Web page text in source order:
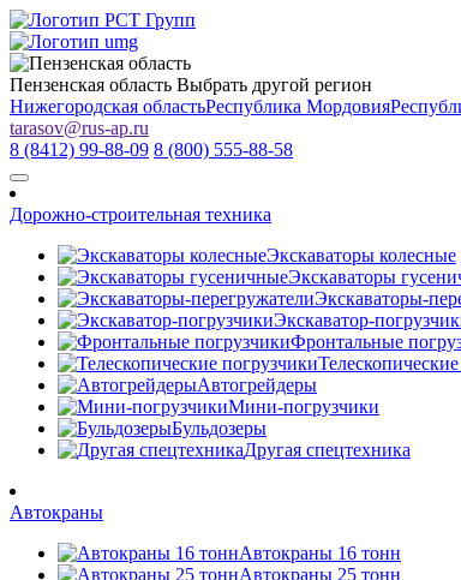
Пензенская область Выбрать другой регион
Нижегородская областьРеспублика Мордовия
tarasov@rus-ap.ru
8 (8412) 99-88-09 8 (800) 555-88-58
Дорожно-строительная техника
Экскаваторы колесные
Экскаваторы
Экскаваторы-
Экскаватор-
Фронтальные
Автогрейдеры
Мини-погрузчики
Бульдозеры
Другая спецтехника
Автокраны
Автокраны 16 тонн
Автокраны 25 тонн